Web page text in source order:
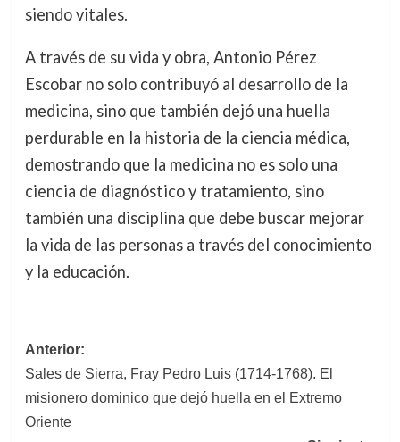
siendo vitales.
A través de su vida y obra, Antonio Pérez
Escobar no solo contribuyó al desarrollo de la
medicina, sino que también dejó una huella
perdurable en la historia de la ciencia médica,
demostrando que la medicina no es solo una
ciencia de diagnóstico y tratamiento, sino
también una disciplina que debe buscar mejorar
la vida de las personas a través del conocimiento
y la educación.
Navegación
de
entradas
Anterior:
Sales de Sierra, Fray Pedro Luis (1714-1768). El
misionero dominico que dejó huella en el Extremo
Oriente